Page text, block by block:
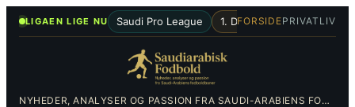
SpringLIGAEN LIGE NU Saudi Pro League 1. Division Al-Hilal•Al-
FORSIDEPRIVATLIV
NYHEDER, ANALYSER OG PASSION FRA SAUDI-ARABIENS FODBOLDBANER